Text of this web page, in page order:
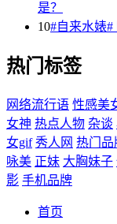
是？
10#自来水婊
热门标签
网络流行语 性感美
女神 热点人物 杂谈
女gif 秀人网 热门品
咏美 正妹 大胸妹子
影 手机品牌
首页